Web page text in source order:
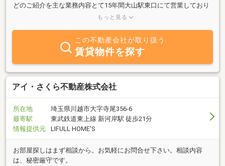
どのご紹介を主な業務内容とて15年間大山駅東口にて営業しており
ましたが、2025年1月に、豊島区東池袋に移転いたしました。「売
問は何でもお気軽にご相談ください。豊富な情報力でお客様のご希
望に併せたスピーディな対応を心掛けております。東京23区エリア
の貸店舗、事業用物件はぜひ、当社へご相談ください。
もっと見る
この不動産会社が取り扱う
賃貸物件を探す
アイ・さくら不動産株式会社
所在地
埼玉県川越市大字寺尾356-6
最寄駅
東武鉄道東上線 新河岸駅 徒歩21分
情報提供元
LIFULL HOME'S
お部屋探しはまず相談から。お気軽にお問合せ下さい。相談内容
は、秘密厳守です。